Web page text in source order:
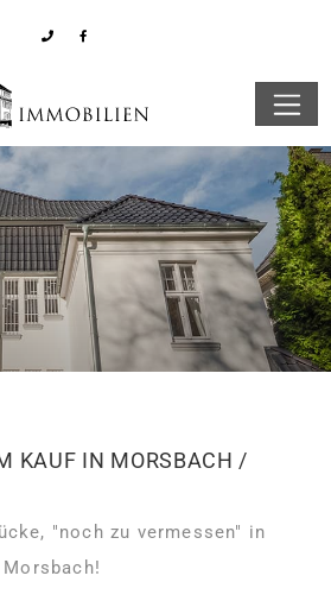
KAUF IN MORSBACH /
"noch zu vermessen" in